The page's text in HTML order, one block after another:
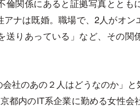
倫関係にあると証拠写真ととも
ナは既婚。職場で、2人がオン
送りあっている」など、その関
社のあの２人はどうなのか」
都内のIT系企業に勤める女性会